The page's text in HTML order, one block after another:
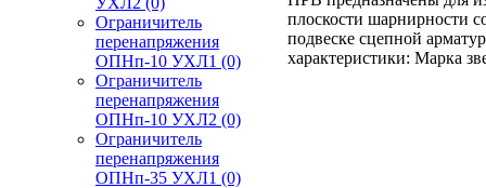
Ограничитель
перенапряжения
ОПНп-10 УХЛ1 (0)
Ограничитель
перенапряжения
ОПНп-10 УХЛ2 (0)
Ограничитель
перенапряжения
ОПНп-35 УХЛ1 (0)
плоскости шарнирности
подвеске сцепной
характеристики: Марка